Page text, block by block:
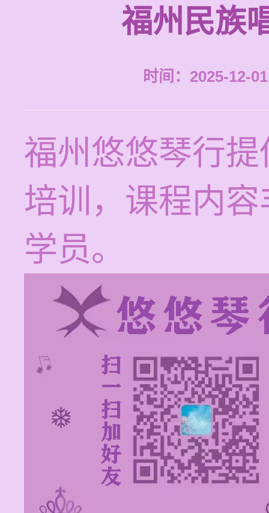
福州民族
时间：2025-12-
福州悠悠琴行
培训，课程内
学员。